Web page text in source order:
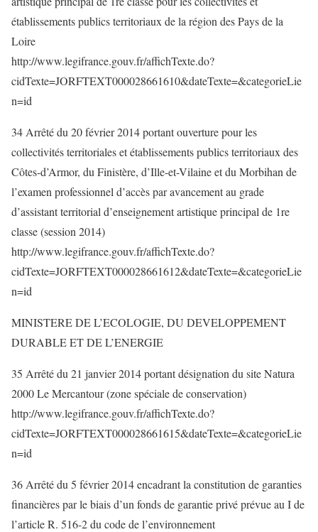
établissements publics territoriaux de la région des Pays de la
Loire
http://www.legifrance.gouv.fr/affichTexte.do?
cidTexte=JORFTEXT000028661610&dateTexte=&categorieLie
n=id
34 Arrêté du 20 février 2014 portant ouverture pour les
collectivités territoriales et établissements publics territoriaux des
Côtes-d’Armor, du Finistère, d’Ille-et-Vilaine et du Morbihan de
l’examen professionnel d’accès par avancement au grade
d’assistant territorial d’enseignement artistique principal de 1re
classe (session 2014)
http://www.legifrance.gouv.fr/affichTexte.do?
cidTexte=JORFTEXT000028661612&dateTexte=&categorieLie
n=id
MINISTERE DE L’ECOLOGIE, DU DEVELOPPEMENT
DURABLE ET DE L’ENERGIE
35 Arrêté du 21 janvier 2014 portant désignation du site Natura
2000 Le Mercantour (zone spéciale de conservation)
http://www.legifrance.gouv.fr/affichTexte.do?
cidTexte=JORFTEXT000028661615&dateTexte=&categorieLie
n=id
36 Arrêté du 5 février 2014 encadrant la constitution de garanties
financières par le biais d’un fonds de garantie privé prévue au I de
l’article R. 516-2 du code de l’environnement